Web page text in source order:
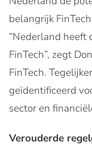
belangrijk
“Nederland heeft
FinTech”, zegt
FinTech.
geïdentificeerd
sector en
Verouderde